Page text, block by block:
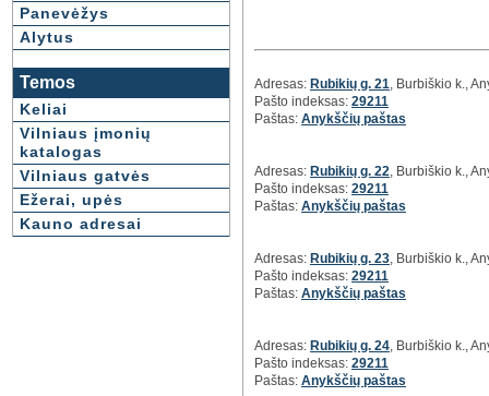
Panevėžys
Alytus
Temos
Keliai
Vilniaus įmonių
katalogas
Vilniaus gatvės
Ežerai, upės
Kauno adresai
Adresas: Rubikių g. 21, Burbiškio k.,
Pašto indeksas: 29211
Paštas: Anykščių paštas
Adresas: Rubikių g. 22, Burbiškio k.,
Pašto indeksas: 29211
Paštas: Anykščių paštas
Adresas: Rubikių g. 23, Burbiškio k.,
Pašto indeksas: 29211
Paštas: Anykščių paštas
Adresas: Rubikių g. 24, Burbiškio k.,
Pašto indeksas: 29211
Paštas: Anykščių paštas